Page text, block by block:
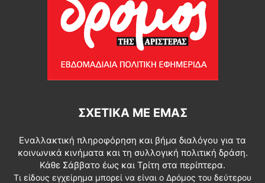
ΣΧΕΤΙΚΆ ΜΕ ΕΜΆΣ
Εναλλακτική πληροφόρηση και βήμα διαλόγου για τα
κοινωνικά κινήματα και τη συλλογική πολιτική δράση.
Κάθε Σάββατο έως και Τρίτη στα περίπτερα.
Τι είδους εγχείρημα μπορεί να είναι ο Δρόμος του δεύτερου